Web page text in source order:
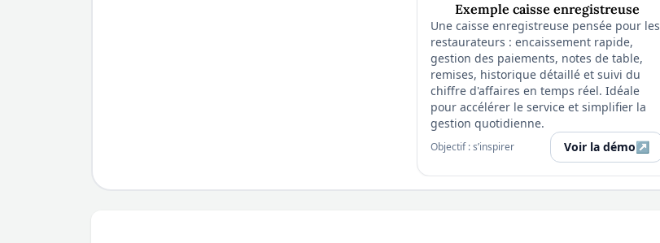
Exemple caisse enregistreuse
Une caisse enregistreuse pensée pour les
restaurateurs : encaissement rapide,
gestion des paiements, notes de table,
remises, historique détaillé et suivi du
chiffre d'affaires en temps réel. Idéale
pour accélérer le service et simplifier la
gestion quotidienne.
Objectif : s’inspirer Voir la démo↗